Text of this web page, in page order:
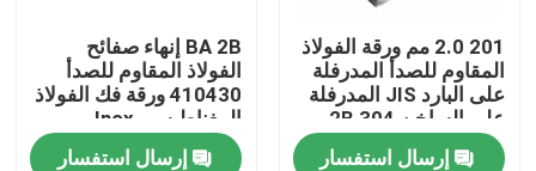
جولة في المصنع
مراقبة الجودة
201 2.0 مم ورقة الفولاذ
المقاوم للصدأ المدرفلة
على البارد JIS المدرفلة
على الساخن 2B 304
الفولاذ المقاوم للصدأ
إرسال استفسار
BA 2B إنهاء صفائح
الفولاذ المقاوم للصدأ
410430 ورقة فك الفولاذ
المغناطيسي Inox
إرسال استفسار